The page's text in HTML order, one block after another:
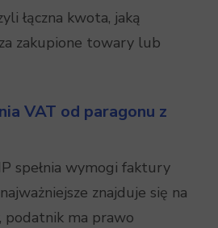
łączna kwota, jaką
za zakupione towary lub
VAT od paragonu z
spełnia wymogi faktury
znajduje się na
podatnik ma prawo